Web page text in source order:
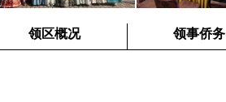
领区概况 领事侨务